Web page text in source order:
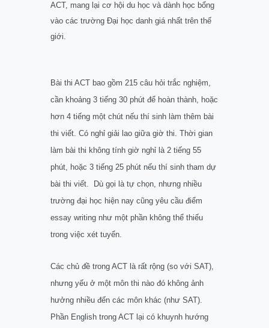
ACT, mang lại cơ hội du học và dành học bổng
vào các trường Đại học danh giá nhất trên thế
giới.
Bài thi ACT bao gồm 215 câu hỏi trắc nghiệm,
cần khoảng 3 tiếng 30 phút để hoàn thành, hoặc
hơn 4 tiếng một chút nếu thí sinh làm thêm bài
thi viết. Có nghỉ giải lao giữa giờ thi. Thời gian
làm bài thi không tính giờ nghỉ là 2 tiếng 55
phút, hoặc 3 tiếng 25 phút nếu thí sinh tham dự
bài thi viết. Dù gọi là tự chọn, nhưng nhiều
trường đại học hiện nay cũng yêu cầu điểm
essay writing như một phần không thể thiếu
trong việc xét tuyển.
Các chủ đề trong ACT là rất rộng (so với SAT),
nhưng yếu ở một môn thi nào đó không ảnh
hưởng nhiều đến các môn khác (như SAT).
Phần English trong ACT lại có khuynh hướng